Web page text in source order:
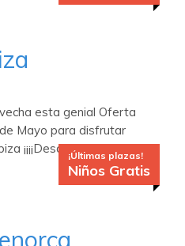
esta genial Oferta
Mayo para disfrutar
¡¡¡¡Desde 393€!!!!
¡Últimas plazas!
Niños Gratis